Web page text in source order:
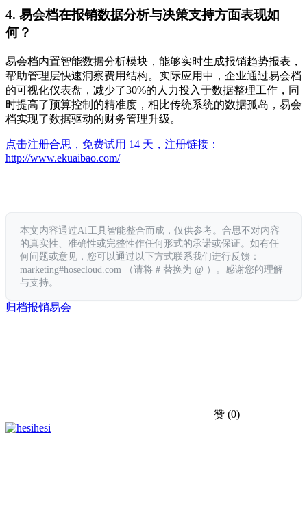
4. 易会档在报销数据分析与决策支持方面表现如
何？
易会档内置智能数据分析模块，能够实时生成报销趋势报表，
帮助管理层快速洞察费用结构。实际应用中，企业通过易会档
的可视化仪表盘，减少了30%的人力投入于数据整理工作，同
时提高了预算控制的精准度，相比传统系统的数据孤岛，易会
档实现了数据驱动的财务管理升级。
点击注册合思，免费试用 14 天，注册链接：
http://www.ekuaibao.com/
本文内容通过AI工具智能整合而成，仅供参考。合思不对内容
的真实性、准确性或完整性作任何形式的承诺或保证。如有任
何问题或意见，您可以通过以下方式联系我们进行反馈：
marketing#hosecloud.com （请将 # 替换为 @ ）。感谢您的理解
与支持。
归档报销易会
赞 (0)
hesi